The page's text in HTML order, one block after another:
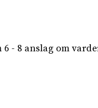
- 8 anslag om